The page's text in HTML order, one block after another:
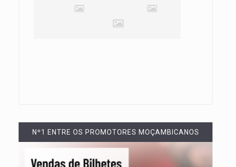
Nº1 ENTRE OS PROMOTORES MOÇAMBICANOS